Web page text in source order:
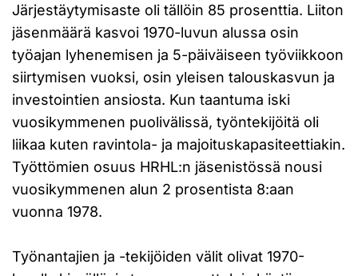
Järjestäytymisaste oli tällöin 85 prosenttia. Liiton
jäsenmäärä kasvoi 1970-luvun alussa osin
työajan lyhenemisen ja 5-päiväiseen työviikkoon
siirtymisen vuoksi, osin yleisen talouskasvun ja
investointien ansiosta. Kun taantuma iski
vuosikymmenen puolivälissä, työntekijöitä oli
liikaa kuten ravintola- ja majoituskapasiteettiakin.
Työttömien osuus HRHL:n jäsenistössä nousi
vuosikymmenen alun 2 prosentista 8:aan
vuonna 1978.
Työnantajien ja -tekijöiden välit olivat 1970-